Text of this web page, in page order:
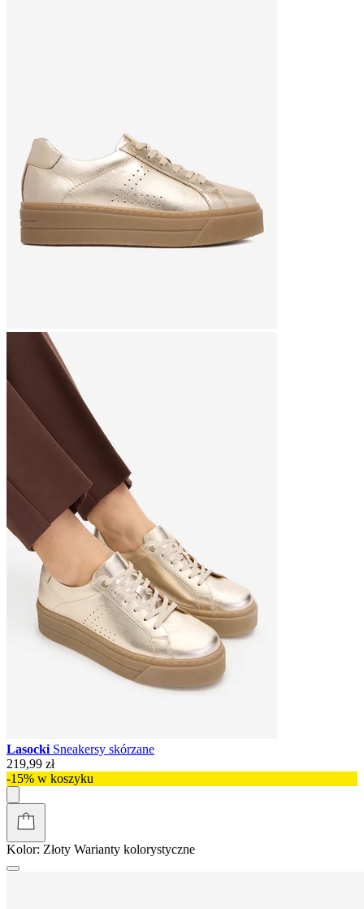
Lasocki Sneakersy skórzane
219,99 zł
-15% w koszyku
Kolor: Złoty Warianty kolorystyczne